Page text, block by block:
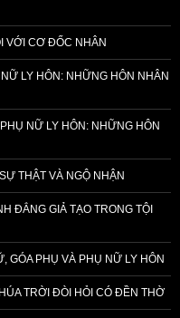
VỚI CƠ ĐỐC NHÂN
LY HÔN: NHỮNG HÔN NHÂN
NỮ LY HÔN: NHỮNG HÔN
THẬT VÀ NGỘ NHẬN
ĐẲNG GIẢ TẠO TRONG TỘI
GÓA PHỤ VÀ PHỤ NỮ LY HÔN
TRỜI ĐÒI HỎI CÓ ĐỀN THỜ